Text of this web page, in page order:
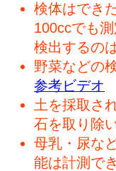
検体はでき
100ccでも
検出するの
野菜などの
参考ビデオ
土を採取さ
石を取り除
母乳・尿な
能は計測で